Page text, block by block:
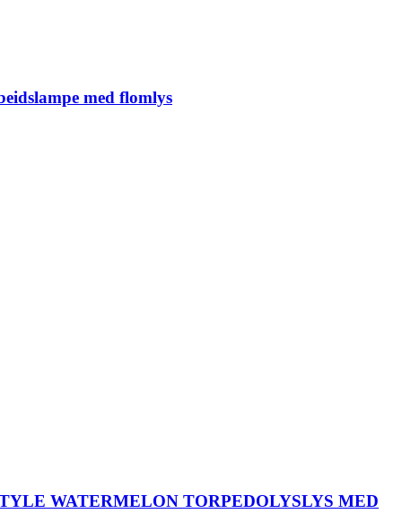
med flomlys
WATERMELON TORPEDOLYSLYS MED